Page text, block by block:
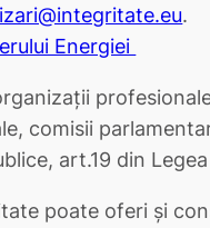
.
Energiei
comisii
art.19 din
poate oferi și